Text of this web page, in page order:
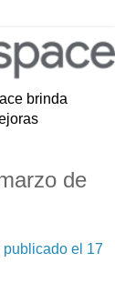
brinda
de
publicado el 17